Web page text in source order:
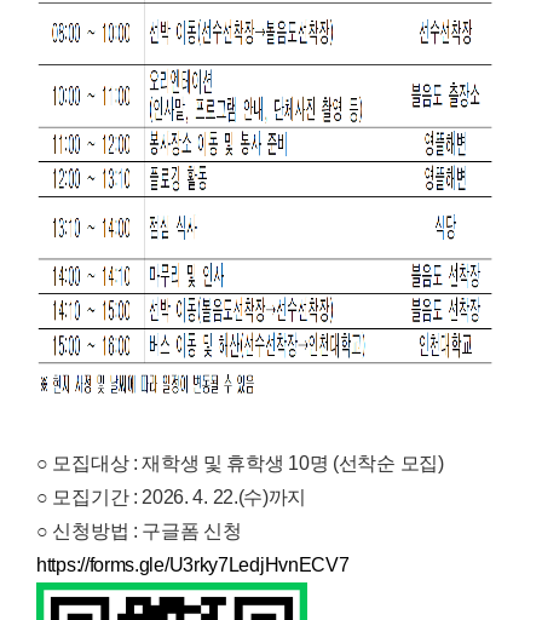
○ 모집대상 : 재학생 및 휴학생 10명 (선착순 모집)
○ 모집기간 : 2026. 4. 22.(수)까지
○ 신청방법 : 구글폼 신청
https://forms.gle/U3rky7LedjHvnECV7